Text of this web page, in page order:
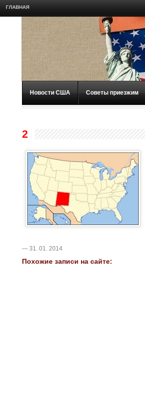
ГЛАВНАЯ
Новости США Советы приезжим
2
— 31. 01. 2014
Похожие записи на сайте: